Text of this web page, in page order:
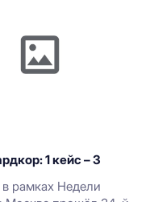
1 кейс – 3
рамках Недели